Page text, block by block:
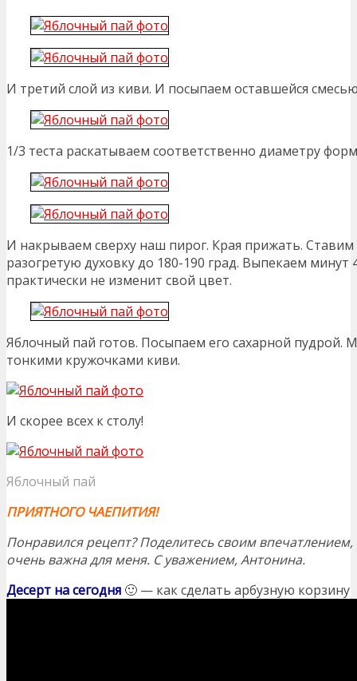
И третий слой из киви. И посыпаем оставшейся
1/3 теста раскатываем соответственно диаметру
И накрываем сверху наш пирог. Края прижать.
разогретую духовку до 180-190 град. Выпекаем минут
практически не изменит свой цвет.
Яблочный пай готов. Посыпаем его сахарной пудрой.
тонкими кружочками киви.
И скорее всех к столу!
Яблочный пай
ПРИЯТНОГО ЧАЕПИТИЯ!
Понравился рецепт? Поделитесь своим впечатлением,
очень важна для меня. С уважением, Антонина.
Десерт на сегодня 🙂 — как сделать арбузную корзину